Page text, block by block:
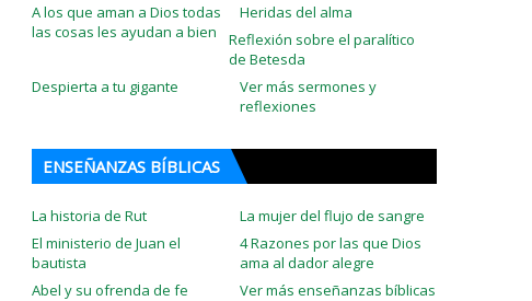
A los que aman a Dios todas
las cosas les ayudan a bien
Heridas del alma
Reflexión sobre el paralítico
de Betesda
Ver más sermones y
reflexiones
Despierta a tu gigante
ENSEÑANZAS BÍBLICAS
La historia de Rut
La mujer del flujo de sangre
El ministerio de Juan el
bautista
4 Razones por las que Dios
ama al dador alegre
Abel y su ofrenda de fe
Ver más enseñanzas bíblicas